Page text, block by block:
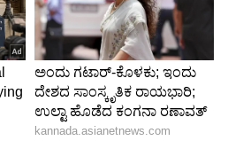
ಜಾರಿಗೆ ತರಬೇಕು. ಸಾಂತ್ವನ
ಎಂದು ಮನವಿ ಮಾಡಿದರು.
ಶುಕ್ರವಾರ
ಆಯೋಗ’ದ ರಜತ